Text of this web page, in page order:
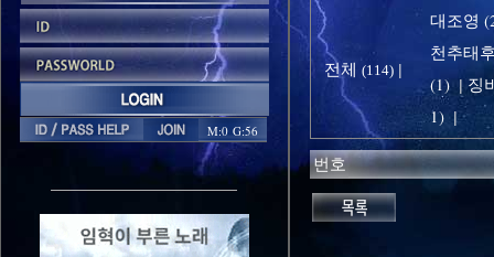
M:0 G:56
전체 (114) |
대조영
천추태
(1) | 징
1) |
번호